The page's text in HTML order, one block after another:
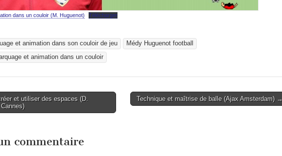
dans un couloir (M. Huguenot) Télécharger
et animation dans son couloir de jeu
Médy Huguenot football
et animation dans un couloir
et utiliser des espaces (D.
Technique et maîtrise de balle (Ajax Amsterdam) →
commentaire